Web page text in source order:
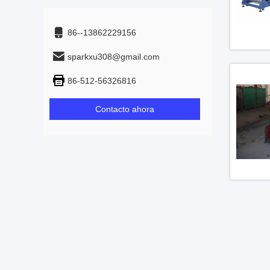
86--13862229156
sparkxu308@gmail.com
86-512-56326816
Contacto ahora